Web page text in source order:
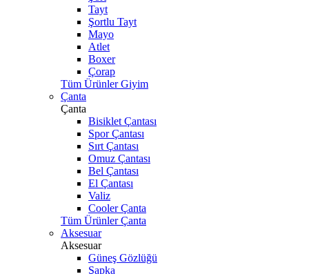
Tayt
Şortlu Tayt
Mayo
Atlet
Boxer
Çorap
Tüm Ürünler Giyim
Çanta
Çanta
Bisiklet Çantası
Spor Çantası
Sırt Çantası
Omuz Çantası
Bel Çantası
El Çantası
Valiz
Cooler Çanta
Tüm Ürünler Çanta
Aksesuar
Aksesuar
Güneş Gözlüğü
Şapka